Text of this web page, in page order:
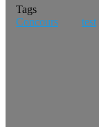
Tags
Concours
test